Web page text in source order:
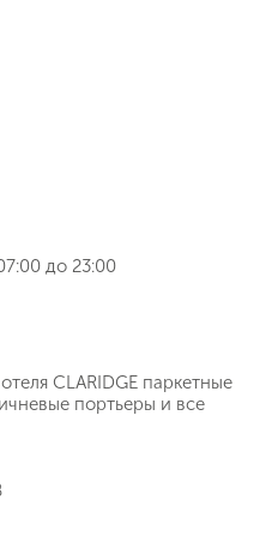
до 23:00
CLARIDGE паркетные
портьеры и все